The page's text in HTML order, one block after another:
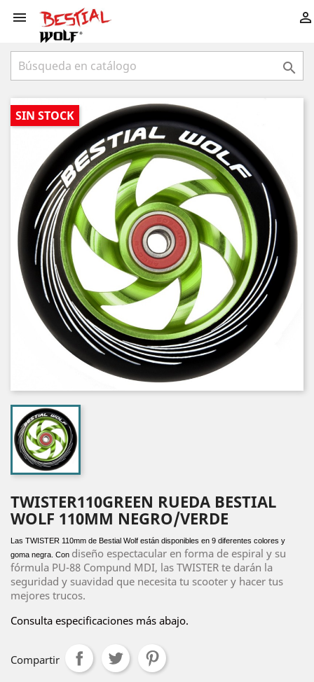
 

SIN STOCK
TWISTER110GREEN RUEDA BESTIAL
WOLF 110MM NEGRO/VERDE
Las TWISTER 110mm de Bestial Wolf están disponibles en 9 diferentes colores y
goma negra. Con diseño espectacular en forma de espiral y su
fórmula PU-88 Compund MDI, las TWISTER te darán la
seguridad y suavidad que necesita tu scooter y hacer tus
mejores trucos.
Consulta especificaciones más abajo.
Compartir